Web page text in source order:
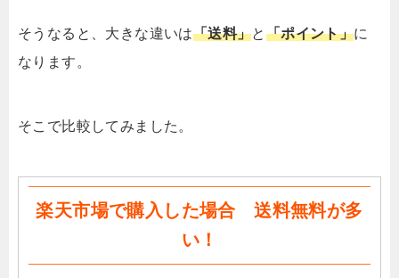
そうなると、大きな違いは「送料」と 「ポイント」に
なります。
そこで比較してみました。
楽天市場で購入した場合 送料無料が多
い！